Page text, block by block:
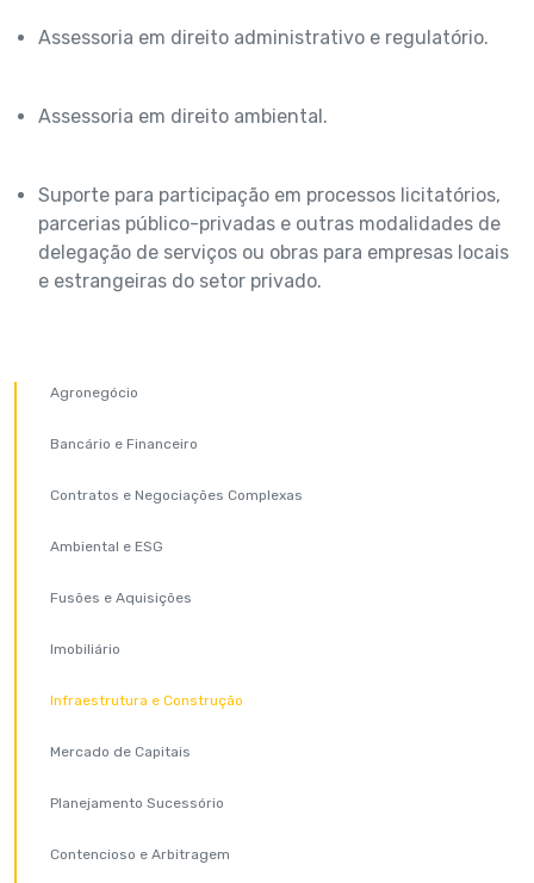
Assessoria em direito administrativo e regulatório.
Assessoria em direito ambiental.
Suporte para participação em processos licitatórios,
parcerias público-privadas e outras modalidades de
delegação de serviços ou obras para empresas locais
e estrangeiras do setor privado.
Agronegócio
Bancário e Financeiro
Contratos e Negociações Complexas
Ambiental e ESG
Fusões e Aquisições
Imobiliário
Infraestrutura e Construção
Mercado de Capitais
Planejamento Sucessório
Contencioso e Arbitragem